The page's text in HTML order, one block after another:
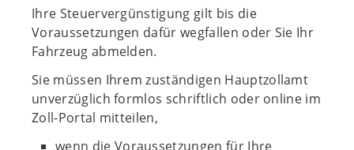
Ihre Steuervergünstigung gilt bis die
Voraussetzungen dafür wegfallen oder Sie Ihr
Fahrzeug abmelden.
Sie müssen Ihrem zuständigen Hauptzollamt
unverzüglich formlos schriftlich oder online im
Zoll-Portal mitteilen,
wenn die Voraussetzungen für Ihre